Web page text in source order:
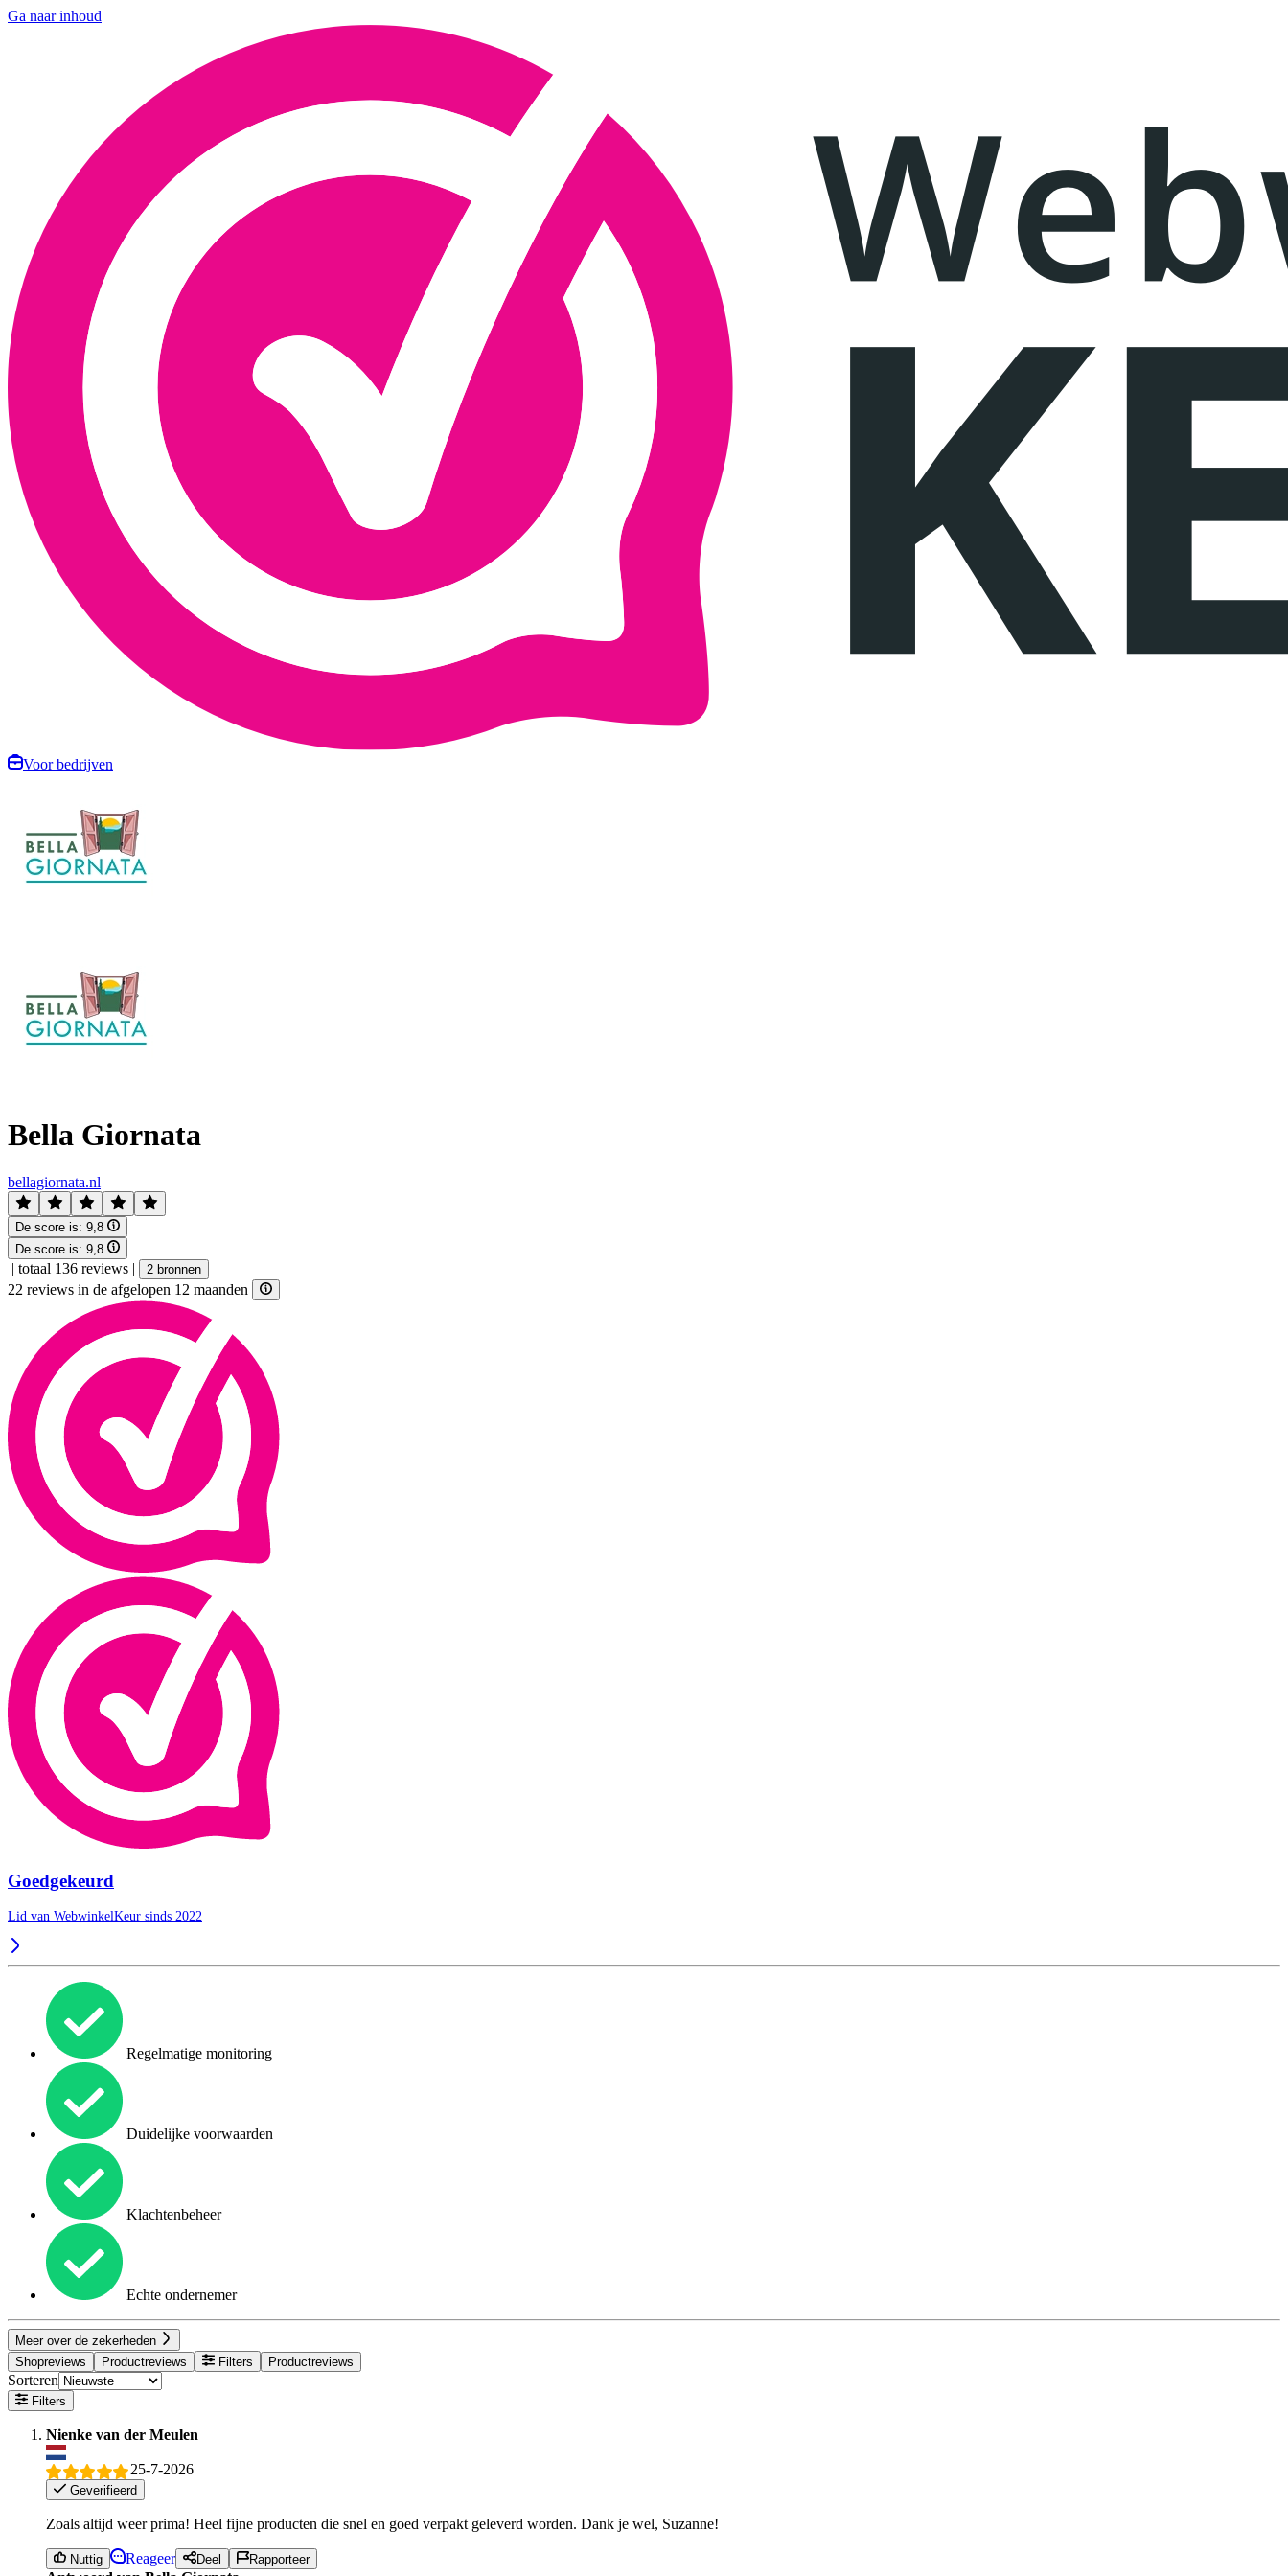
Ga naar inhoud
Voor bedrijven
Bella Giornata
bellagiornata.nl
De score is: 9,8
De score is: 9,8
| totaal 136 reviews | 2 bronnen
22 reviews in de afgelopen 12 maanden
Goedgekeurd
Lid van WebwinkelKeur sinds 2022
Regelmatige monitoring
Duidelijke voorwaarden
Klachtenbeheer
Echte ondernemer
Meer over de zekerheden
Shopreviews
Productreviews Filters Productreviews
Sorteren
Filters
Nienke van der Meulen
25-7-2026
Geverifieerd
Zoals altijd weer prima! Heel fijne producten die snel en goed verpakt geleverd worden. Dank je wel, Suzanne!
Nuttig Reageer Deel Rapporteer